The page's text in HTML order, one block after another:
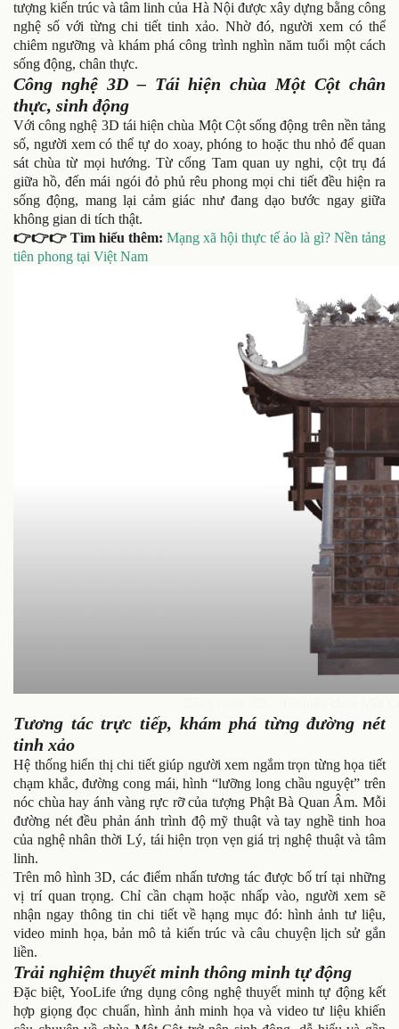
tượng kiến trúc và tâm linh của Hà Nội được xây dựng bằng công
nghệ số với từng chi tiết tinh xảo. Nhờ đó, người xem có thể
chiêm ngưỡng và khám phá công trình nghìn năm tuổi một cách
sống động, chân thực.
Công nghệ 3D – Tái hiện chùa Một Cột chân
thực, sinh động
Với công nghệ 3D tái hiện chùa Một Cột sống động trên nền tảng
số, người xem có thể tự do xoay, phóng to hoặc thu nhỏ để quan
sát chùa từ mọi hướng. Từ cổng Tam quan uy nghi, cột trụ đá
giữa hồ, đến mái ngói đỏ phủ rêu phong mọi chi tiết đều hiện ra
sống động, mang lại cảm giác như đang dạo bước ngay giữa
không gian di tích thật.
👉👉👉 Tìm hiểu thêm: Mạng xã hội thực tế ảo là gì? Nền tảng
tiên phong tại Việt Nam
Tương tác trực tiếp, khám phá từng đường nét
tinh xảo
Hệ thống hiển thị chi tiết giúp người xem ngắm trọn từng họa tiết
chạm khắc, đường cong mái, hình “lưỡng long chầu nguyệt” trên
nóc chùa hay ánh vàng rực rỡ của tượng Phật Bà Quan Âm. Mỗi
đường nét đều phản ánh trình độ mỹ thuật và tay nghề tinh hoa
của nghệ nhân thời Lý, tái hiện trọn vẹn giá trị nghệ thuật và tâm
linh.
Trên mô hình 3D, các điểm nhấn tương tác được bố trí tại những
vị trí quan trọng. Chỉ cần chạm hoặc nhấp vào, người xem sẽ
nhận ngay thông tin chi tiết về hạng mục đó: hình ảnh tư liệu,
video minh họa, bản mô tả kiến trúc và câu chuyện lịch sử gắn
liền.
Trải nghiệm thuyết minh thông minh tự động
Đặc biệt, YooLife ứng dụng công nghệ thuyết minh tự động kết
hợp giọng đọc chuẩn, hình ảnh minh họa và video tư liệu khiến